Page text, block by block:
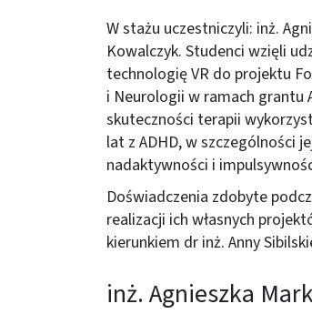
W stażu uczestniczyli: inż.
Kowalczyk. Studenci wzięli
technologię VR do projektu
i Neurologii w ramach grantu
skuteczności terapii
lat z ADHD, w szczególności
nadaktywności i
Doświadczenia zdobyte
realizacji ich własnych
kierunkiem dr inż. Anny
inż. Agnieszka